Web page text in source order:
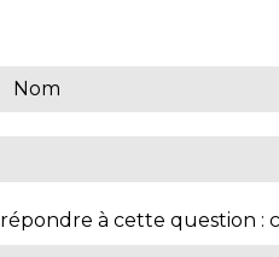
à cette question :